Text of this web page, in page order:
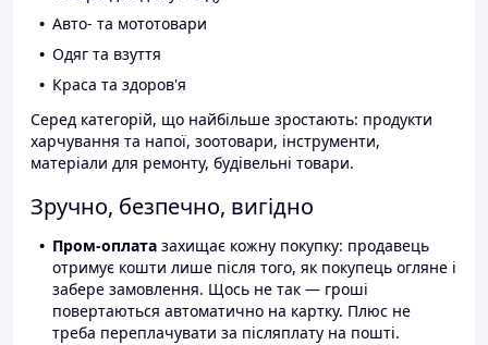
Авто- та мототовари
Одяг та взуття
Краса та здоров'я
Серед категорій, що найбільше зростають: продукти
харчування та напої, зоотовари, інструменти,
матеріали для ремонту, будівельні товари.
Зручно, безпечно, вигідно
Пром-оплата захищає кожну покупку: продавець
отримує кошти лише після того, як покупець огляне і
забере замовлення. Щось не так — гроші
повертаються автоматично на картку. Плюс не
треба переплачувати за післяплату на пошті.